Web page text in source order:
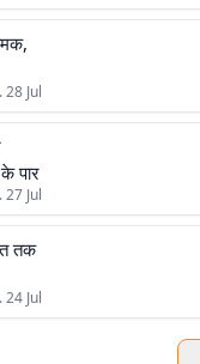
Jul
पार
Jul
तक
Jul